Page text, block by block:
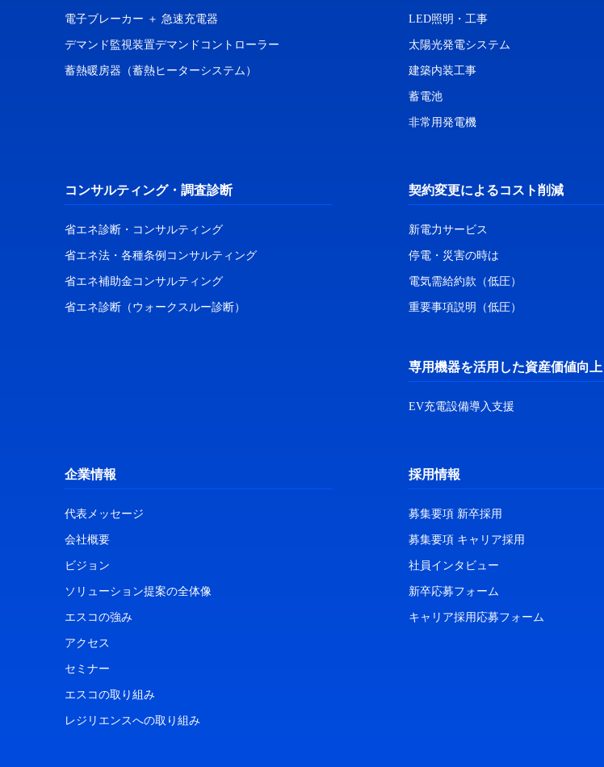
電子ブレーカー ＋ 急速充電器
デマンド監視装置デマンドコントローラー
蓄熱暖房器（蓄熱ヒーターシステム）
LED照明・工事
太陽光発電システム
建築内装工事
蓄電池
非常用発電機
コンサルティング・調査診断
省エネ診断・コンサルティング
省エネ法・各種条例コンサルティング
省エネ補助金コンサルティング
省エネ診断（ウォークスルー診断）
契約変更によるコスト削減
新電力サービス
停電・災害の時は
電気需給約款（低圧）
重要事項説明（低圧）
専用機器を活用した資産価値向上
EV充電設備導入支援
企業情報
代表メッセージ
会社概要
ビジョン
ソリューション提案の全体像
エスコの強み
アクセス
セミナー
エスコの取り組み
レジリエンスへの取り組み
採用情報
募集要項 新卒採用
募集要項 キャリア採用
社員インタビュー
新卒応募フォーム
キャリア採用応募フォーム